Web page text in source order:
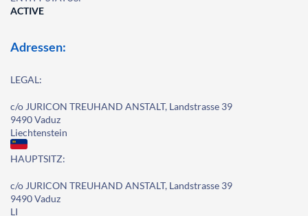
ACTIVE
Adressen:
LEGAL:
c/o JURICON TREUHAND ANSTALT, Landstrasse 39
9490 Vaduz
Liechtenstein
HAUPTSITZ:
c/o JURICON TREUHAND ANSTALT, Landstrasse 39
9490 Vaduz
LI